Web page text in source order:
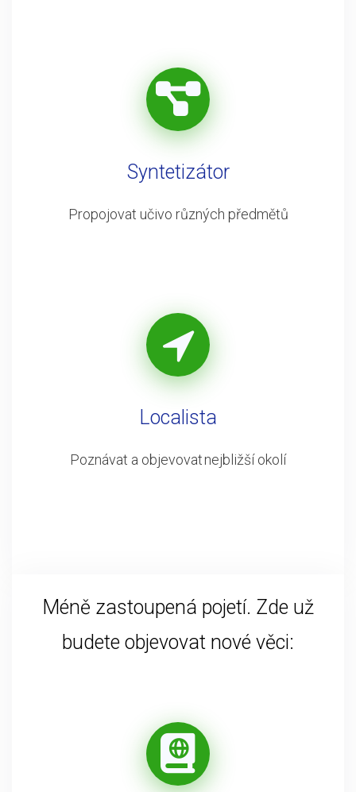
Syntetizátor
Propojovat učivo různých předmětů
Localista
Poznávat a objevovat nejbližší okolí
Méně zastoupená pojetí. Zde už
budete objevovat nové věci: